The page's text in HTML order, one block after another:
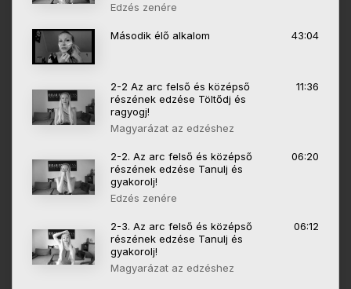
Edzés zenére
Második élő alkalom 43:04
2-2 Az arc felső és középső
részének edzése Töltődj és
ragyogj!
11:36
Magyarázat az edzéshez
2-2. Az arc felső és középső
részének edzése Tanulj és
gyakorolj!
06:20
Edzés zenére
2-3. Az arc felső és középső
részének edzése Tanulj és
gyakorolj!
06:12
Magyarázat az edzéshez